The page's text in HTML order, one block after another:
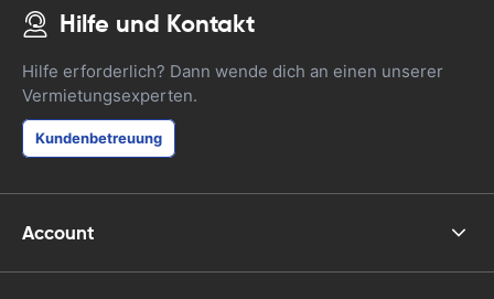
Hilfe und Kontakt
Hilfe erforderlich? Dann wende dich an einen unserer
Vermietungsexperten.
Kundenbetreuung
Account